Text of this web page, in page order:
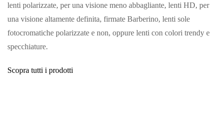
lenti polarizzate, per una visione meno abbagliante, lenti HD, per
una visione altamente definita, firmate Barberino, lenti sole
fotocromatiche polarizzate e non, oppure lenti con colori trendy e
specchiature.
Scopra tutti i prodotti